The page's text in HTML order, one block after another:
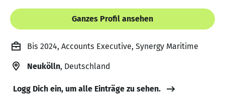
Ganzes Profil ansehen
Bis 2024, Accounts Executive, Synergy Maritime
Neukölln, Deutschland
Logg Dich ein, um alle Einträge zu sehen.